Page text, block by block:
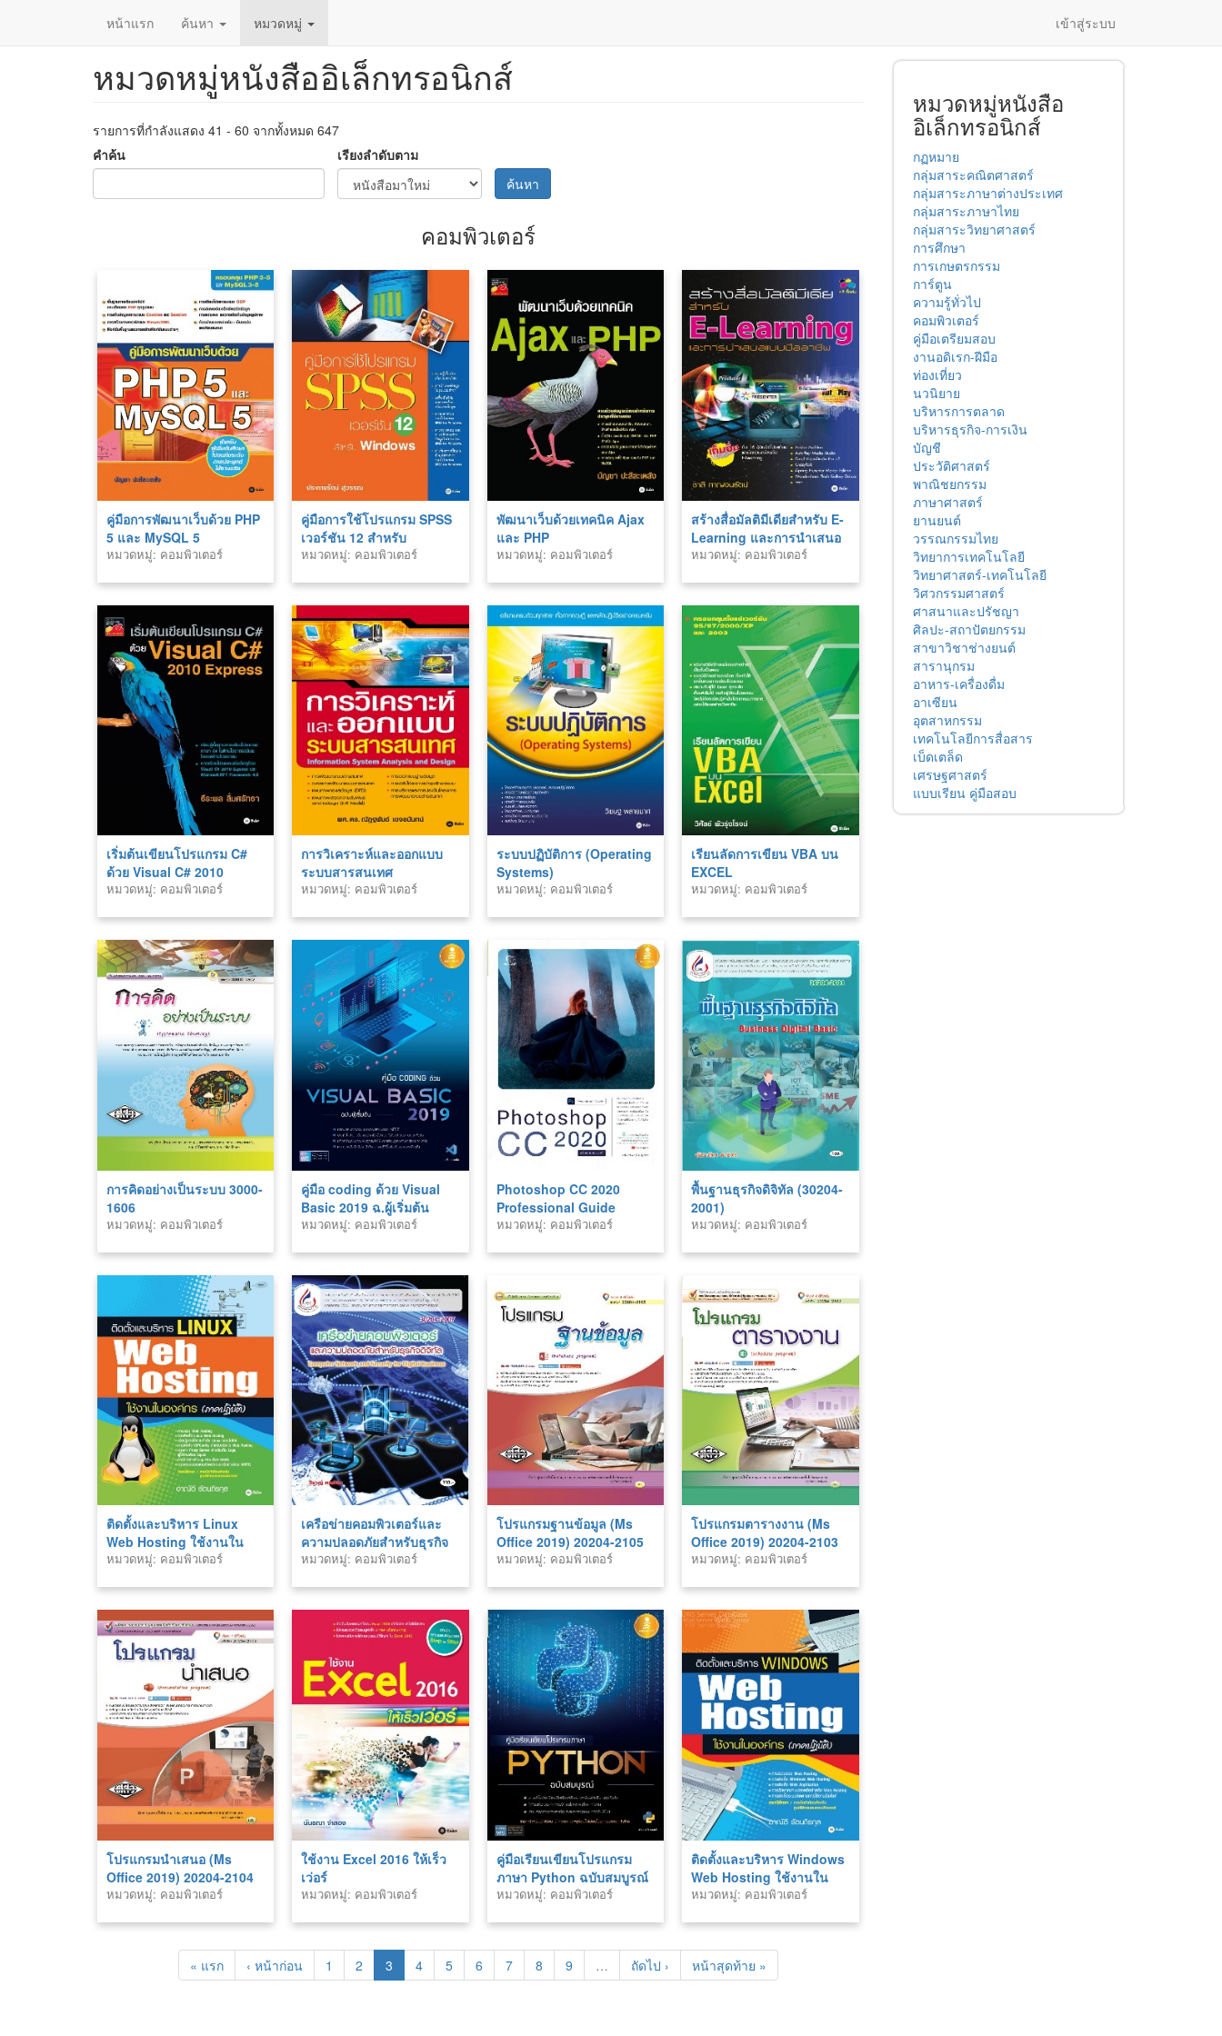
หน้าแรก ค้นหา หมวดหมู่ เข้าสู่ระบบ
หมวดหมู่หนังสืออิเล็กทรอนิกส์
รายการที่กำลังแสดง 41 - 60 จากทั้งหมด 647
คำค้น
เรียงลำดับตาม
ค้นหา
คอมพิวเตอร์
คู่มือการพัฒนาเว็บด้วย PHP
5 และ MySQL 5
หมวดหมู่: คอมพิวเตอร์
คู่มือการใช้โปรแกรม SPSS
เวอร์ชัน 12 สำหรับ
Windows
หมวดหมู่: คอมพิวเตอร์
พัฒนาเว็บด้วยเทคนิค Ajax
และ PHP
หมวดหมู่: คอมพิวเตอร์
สร้างสื่อมัลติมีเดียสำหรับ E-
Learning และการนำเสนอ
แบบมืออาชีพ
หมวดหมู่: คอมพิวเตอร์
เริ่มต้นเขียนโปรแกรม C#
ด้วย Visual C# 2010
Express
หมวดหมู่: คอมพิวเตอร์
การวิเคราะห์และออกแบบ
ระบบสารสนเทศ
หมวดหมู่: คอมพิวเตอร์
ระบบปฏิบัติการ (Operating
Systems)
หมวดหมู่: คอมพิวเตอร์
เรียนลัดการเขียน VBA บน
EXCEL
หมวดหมู่: คอมพิวเตอร์
การคิดอย่างเป็นระบบ 3000-
1606
หมวดหมู่: คอมพิวเตอร์
คู่มือ coding ด้วย Visual
Basic 2019 ฉ.ผู้เริ่มต้น
หมวดหมู่: คอมพิวเตอร์
Photoshop CC 2020
Professional Guide
หมวดหมู่: คอมพิวเตอร์
พื้นฐานธุรกิจดิจิทัล (30204-
2001)
หมวดหมู่: คอมพิวเตอร์
ติดตั้งและบริหาร Linux
Web Hosting ใช้งานใน
องค์กร (ภาคปฏิบัติ)
หมวดหมู่: คอมพิวเตอร์
เครือข่ายคอมพิวเตอร์และ
ความปลอดภัยสำหรับธุรกิจ
ดิจิทัล (30204-2007)
หมวดหมู่: คอมพิวเตอร์
โปรแกรมฐานข้อมูล (Ms
Office 2019) 20204-2105
หมวดหมู่: คอมพิวเตอร์
โปรแกรมตารางงาน (Ms
Office 2019) 20204-2103
หมวดหมู่: คอมพิวเตอร์
โปรแกรมนำเสนอ (Ms
Office 2019) 20204-2104
หมวดหมู่: คอมพิวเตอร์
ใช้งาน Excel 2016 ให้เร็ว
เว่อร์
หมวดหมู่: คอมพิวเตอร์
คู่มือเรียนเขียนโปรแกรม
ภาษา Python ฉบับสมบูรณ์
หมวดหมู่: คอมพิวเตอร์
ติดตั้งและบริหาร Windows
Web Hosting ใช้งานใน
องค์กร (ภาคปฏิบัติ)
หมวดหมู่: คอมพิวเตอร์
« แรก ‹ หน้าก่อน 1 2 3 4 5 6 7 8 9 … ถัดไป › หน้าสุดท้าย »
หมวดหมู่หนังสือ
อิเล็กทรอนิกส์
กฏหมาย
กลุ่มสาระคณิตศาสตร์
กลุ่มสาระภาษาต่างประเทศ
กลุ่มสาระภาษาไทย
กลุ่มสาระวิทยาศาสตร์
การศึกษา
การเกษตรกรรม
การ์ตูน
ความรู้ทั่วไป
คอมพิวเตอร์
คู่มือเตรียมสอบ
งานอดิเรก-ฝีมือ
ท่องเที่ยว
นวนิยาย
บริหารการตลาด
บริหารธุรกิจ-การเงิน
บัญชี
ประวัติศาสตร์
พาณิชยกรรม
ภาษาศาสตร์
ยานยนต์
วรรณกรรมไทย
วิทยาการเทคโนโลยี
วิทยาศาสตร์-เทคโนโลยี
วิศวกรรมศาสตร์
ศาสนาและปรัชญา
ศิลปะ-สถาปัตยกรรม
สาขาวิชาช่างยนต์
สารานุกรม
อาหาร-เครื่องดื่ม
อาเซียน
อุตสาหกรรม
เทคโนโลยีการสื่อสาร
เบ็ดเตล็ด
เศรษฐศาสตร์
แบบเรียน คู่มือสอบ